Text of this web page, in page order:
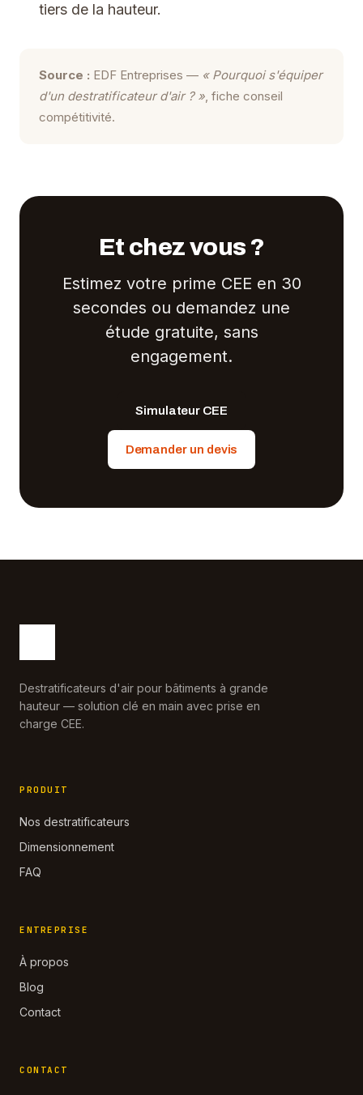
tiers de la hauteur.
Source : EDF Entreprises — « Pourquoi s'équiper
d'un destratificateur d'air ? », fiche conseil
compétitivité.
Et chez vous ?
Estimez votre prime CEE en 30
secondes ou demandez une
étude gratuite, sans
engagement.
Simulateur CEE
Demander un devis
Destratificateurs d'air pour bâtiments à grande
hauteur — solution clé en main avec prise en
charge CEE.
PRODUIT
Nos destratificateurs
Dimensionnement
FAQ
ENTREPRISE
À propos
Blog
Contact
CONTACT